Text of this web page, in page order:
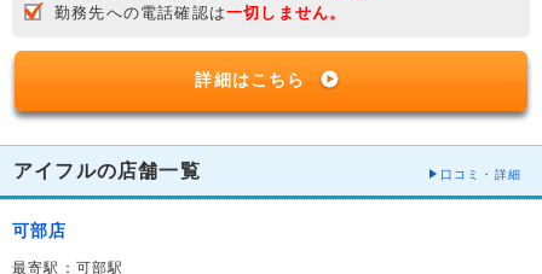
勤務先への電話確認は一切しません。
詳細はこちら
アイフルの店舗一覧 口コミ・詳細
可部店
最寄駅：可部駅